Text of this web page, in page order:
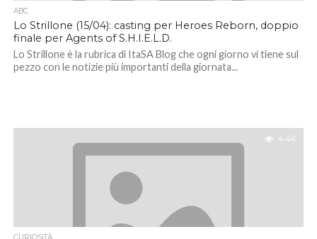
ABC
Lo Strillone (15/04): casting per Heroes Reborn, doppio
finale per Agents of S.H.I.E.L.D.
Lo Strillone è la rubrica di ItaSA Blog che ogni giorno vi tiene sul
pezzo con le notizie più importanti della giornata...
4.4K